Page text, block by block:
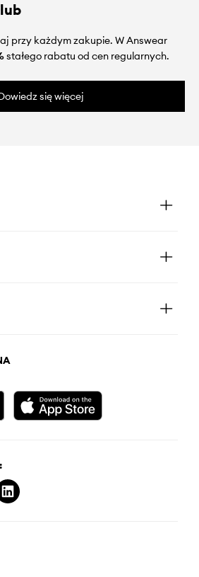
przy każdym zakupie. W Answear
stałego rabatu od cen regularnych.
się więcej